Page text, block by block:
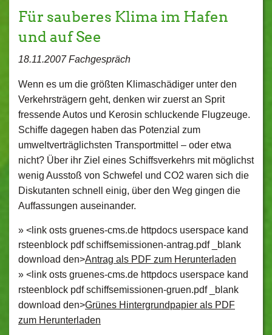
Für sauberes Klima im Hafen
und auf See
18.11.2007 Fachgespräch
Wenn es um die größten Klimaschädiger unter den
Verkehrsträgern geht, denken wir zuerst an Sprit
fressende Autos und Kerosin schluckende Flugzeuge.
Schiffe dagegen haben das Potenzial zum
umweltverträglichsten Transportmittel – oder etwa
nicht? Über ihr Ziel eines Schiffsverkehrs mit möglichst
wenig Ausstoß von Schwefel und CO2 waren sich die
Diskutanten schnell einig, über den Weg gingen die
Auffassungen auseinander.
» <link osts gruenes-cms.de httpdocs userspace kand
rsteenblock pdf schiffsemissionen-antrag.pdf _blank
download den>Antrag als PDF zum Herunterladen
» <link osts gruenes-cms.de httpdocs userspace kand
rsteenblock pdf schiffsemissionen-gruen.pdf _blank
download den>Grünes Hintergrundpapier als PDF
zum Herunterladen